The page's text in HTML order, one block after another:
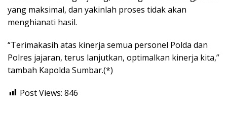
yang maksimal, dan yakinlah proses tidak akan
menghianati hasil.
“Terimakasih atas kinerja semua personel Polda dan
Polres jajaran, terus lanjutkan, optimalkan kinerja kita,”
tambah Kapolda Sumbar.(*)
Post Views: 846